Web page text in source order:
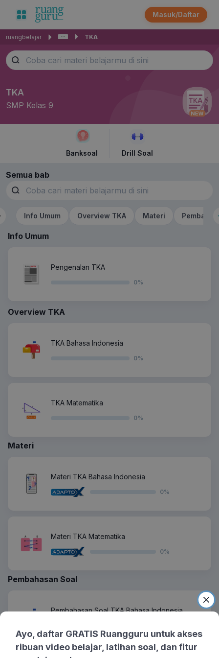
Masuk/Daftar
ruangbelajar TKA
TKA
SMP Kelas 9
Banksoal Drill Soal
Semua bab
Info Umum Overview TKA Materi
Info Umum
Pengenalan TKA
0%
Overview TKA
TKA Bahasa Indonesia
0%
TKA Matematika
0%
Materi
Materi TKA Bahasa Indonesia
0%
Materi TKA Matematika
0%
Pembahasan Soal
Pembahasan Soal TKA Bahasa Indonesia
Ayo, daftar GRATIS Ruangguru untuk akses
ribuan video belajar, latihan soal, dan fitur